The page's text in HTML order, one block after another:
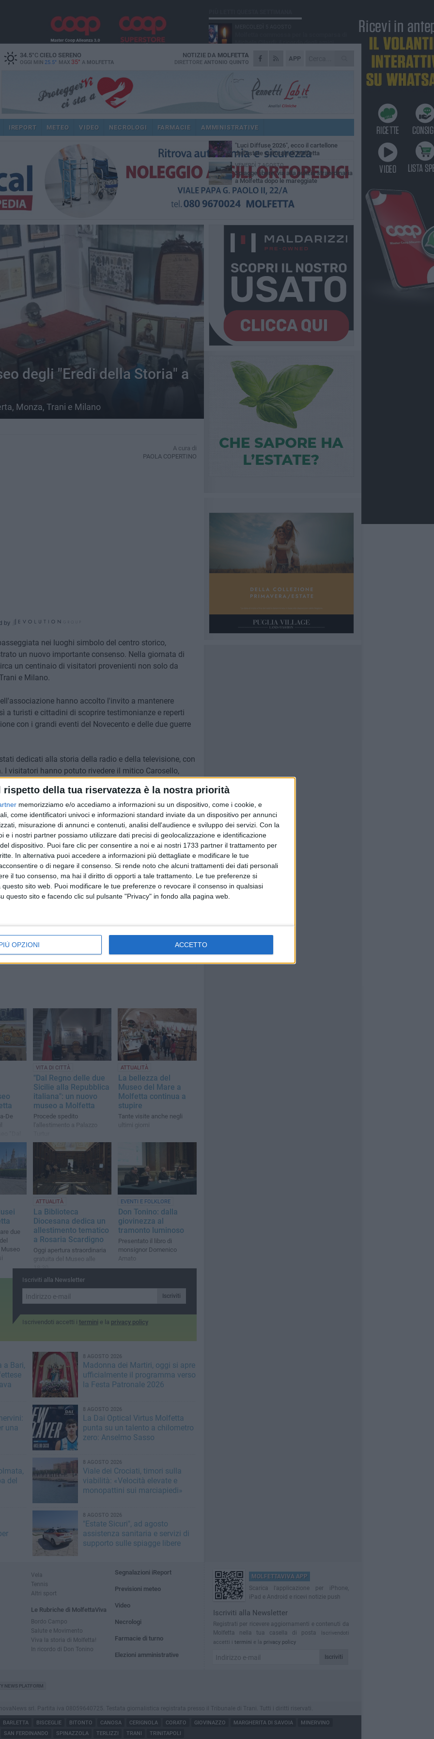
rispetto della tua riservatezza è la nostra priorità
memorizziamo e/o accediamo a informazioni su un dispositivo, come i cookie, e
come identificatori univoci e informazioni standard inviate da un dispositivo per annunci
misurazione di annunci e contenuti, analisi dell'audience e sviluppo dei servizi. Con la
e i nostri partner possiamo utilizzare dati precisi di geolocalizzazione e identificazione
dispositivo. Puoi fare clic per consentire a noi e ai nostri 1733 partner il trattamento per
In alternativa puoi accedere a informazioni più dettagliate e modificare le tue
o di negare il consenso. Si rende noto che alcuni trattamenti dei dati personali
il tuo consenso, ma hai il diritto di opporti a tale trattamento. Le tue preferenze si
sito web. Puoi modificare le tue preferenze o revocare il consenso in qualsiasi
questo sito e facendo clic sul pulsante "Privacy" in fondo alla pagina web.
OPZIONI ACCETTO
34.5°CCIELO SERENO
OGGI MIN 25.5° MAX 35° A MOLFETTA
APP
NOTIZIE DA MOLFETTA
DIRETTORE ANTONIO QUINTO
IREPORT METEO VIDEO NECROLOGI FARMACIE AMMINISTRATIVE
degli "Eredi della Storia" a
Monza, Trani e Milano
A cura di
PAOLA COPERTINO
by
nei luoghi simbolo del centro storico,
un nuovo importante consenso. Nella giornata di
un centinaio di visitatori provenienti non solo da
e Milano.
hanno accolto l'invito a mantenere
a turisti e cittadini di scoprire testimonianze e reperti
con i grandi eventi del Novecento e delle due guerre
dedicati alla storia della radio e della televisione, con
I visitatori hanno potuto rivedere il mitico Carosello,
sotterraneo e ammirare fotografie e documenti,
tempo.
preservare la memoria storica e trasmetterla
e
8 AGOSTO 2026
Le forze di maggioranza: «Con la
nomina di Angeletti completata
la squadra di governo della
De
alla
VITA DI CITTÀ
"Dal Regno delle due
Sicilie alla Repubblica
italiana": un nuovo
museo a Molfetta
Procede spedito
l'allestimento a Palazzo
ATTUALITÀ
La bellezza del
Museo del Mare a
Molfetta continua a
stupire
Tante visite anche negli
ultimi giorni
due
Museo
ATTUALITÀ
La Biblioteca
Diocesana dedica un
allestimento tematico
a Rosaria Scardigno
Oggi apertura straordinaria
gratuita del Museo alle
18:30
EVENTI E FOLKLORE
Don Tonino: dalla
giovinezza al
tramonto luminoso
Presentato il libro di
monsignor Domenico
Amato
Iscriviti alla Newsletter
Iscriviti
Iscrivendoti accetti i termini e la privacy policy
a Bari,
8 AGOSTO 2026
Madonna dei Martiri, oggi si apre
ufficialmente il programma verso
la Festa Patronale 2026
una
8 AGOSTO 2026
La Dai Optical Virtus Molfetta
punta su un talento a chilometro
zero: Anselmo Sasso
del
8 AGOSTO 2026
Viale dei Crociati, timori sulla
viabilità: «Velocità elevate e
monopattini sui marciapiedi»
8 AGOSTO 2026
"Estate Sicuri", ad agosto
assistenza sanitaria e servizi di
supporto sulle spiagge libere
Michele Cilardi: il ricordo degli amici
GIOVEDÌ 6 AGOSTO
Marittimo molfettese muore a bordo di un
GIOVEDÌ 6 AGOSTO
Molfetta piange Marta Maria Pisani, ultima
maestra della sartoria molfettese
MERCOLEDÌ 5 AGOSTO
Multiservizi, nominato il nuovo Consiglio di
Amministrazione
MARTEDÌ 4 AGOSTO
"Luci Diffuse 2026", ecco il cartellone
dell'estate culturale di Molfetta
VENERDÌ 7 AGOSTO
Spiagge libere, via alla pulizia straordinaria
a Molfetta dopo le mareggiate
Vela
Tennis
Altri sport
Le Rubriche di MolfettaViva
Bordo Campo
Salute e Movimento
Viva la storia di Molfetta!
In ricordo di Don Tonino
Segnalazioni iReport
Previsioni meteo
Video
Necrologi
Farmacie di turno
Elezioni amministrative
MOLFETTAVIVA APP
Scarica l'applicazione per iPhone,
iPad e Android e ricevi notizie push
Iscriviti alla Newsletter
Registrati per ricevere aggiornamenti e contenuti da
Molfetta nella tua casella di posta
Iscrivendoti
accetti i termini e la privacy policy
Iscriviti
NEWS PLATFORM
srl. Partita iva 08059640725. Testata giornalistica registrata presso il Tribunale di Trani. Tutti i diritti riservati.
BARLETTA BISCEGLIE BITONTO CANOSA CERIGNOLA CORATO GIOVINAZZO MARGHERITA DI SAVOIA
MINERVINO
SAN FERDINANDO SPINAZZOLA TERLIZZI TRANI TRINITAPOLI